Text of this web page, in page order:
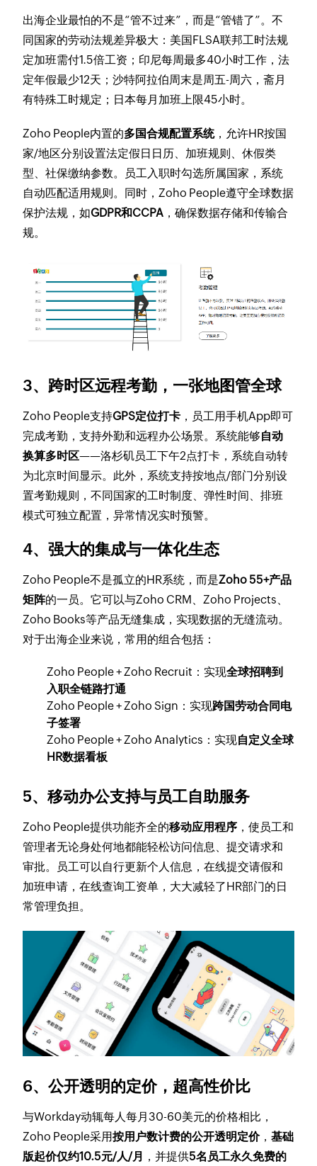
出海企业最怕的不是“管不过来”，而是“管错了”。不
同国家的劳动法规差异极大：美国FLSA联邦工时法规
定加班需付1.5倍工资；印尼每周最多40小时工作，法
定年假最少12天；沙特阿拉伯周末是周五-周六，斋月
有特殊工时规定；日本每月加班上限45小时。
Zoho People内置的多国合规配置系统，允许HR按国
家/地区分别设置法定假日日历、加班规则、休假类
型、社保缴纳参数。员工入职时勾选所属国家，系统
自动匹配适用规则。同时，Zoho People遵守全球数据
保护法规，如GDPR和CCPA ，确保数据存储和传输合
规。
3、跨时区远程考勤，一张地图管全球
Zoho People支持GPS定位打卡 ，员工用手机App即可
完成考勤，支持外勤和远程办公场景。系统能够自动
换算多时区——洛杉矶员工下午2点打卡，系统自动转
为北京时间显示。此外，系统支持按地点/部门分别设
置考勤规则，不同国家的工时制度、弹性时间、排班
模式可独立配置，异常情况实时预警。
4、强大的集成与一体化生态
Zoho People不是孤立的HR系统，而是Zoho 55+产品
矩阵的一员。它可以与Zoho CRM、Zoho Projects、
Zoho Books等产品无缝集成，实现数据的无缝流动。
对于出海企业来说，常用的组合包括：
Zoho People + Zoho Recruit：实现全球招聘到
入职全链路打通
Zoho People + Zoho Sign：实现跨国劳动合同电
子签署
Zoho People + Zoho Analytics：实现自定义全球
HR数据看板
5、移动办公支持与员工自助服务
Zoho People提供功能齐全的移动应用程序 ，使员工和
管理者无论身处何地都能轻松访问信息、提交请求和
审批。员工可以自行更新个人信息，在线提交请假和
加班申请，在线查询工资单，大大减轻了HR部门的日
常管理负担。
6、公开透明的定价，超高性价比
与Workday动辄每人每月30-60美元的价格相比，
Zoho People采用按用户数计费的公开透明定价，基础
版起价仅约10.5元/人/月 ，并提供5名员工永久免费的